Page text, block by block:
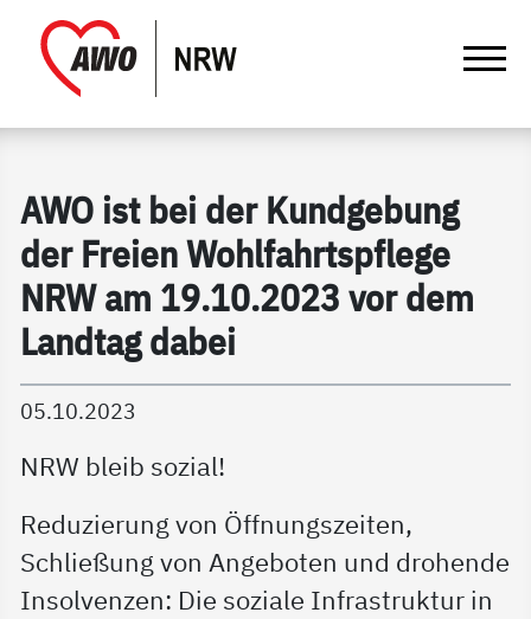
Gathmann Michaelis und Freunde |
AWO ist bei der Kundgebung
der Freien Wohlfahrtspflege
NRW am 19.10.2023 vor dem
Landtag dabei
05.10.2023
NRW bleib sozial!
Reduzierung von Öffnungszeiten,
Schließung von Angeboten und drohende
Insolvenzen: Die soziale Infrastruktur in